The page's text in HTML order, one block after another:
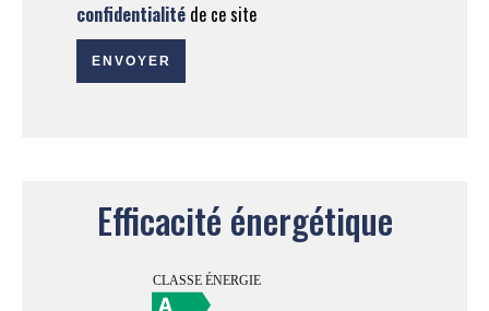
confidentialité de ce site
ENVOYER
Efficacité énergétique